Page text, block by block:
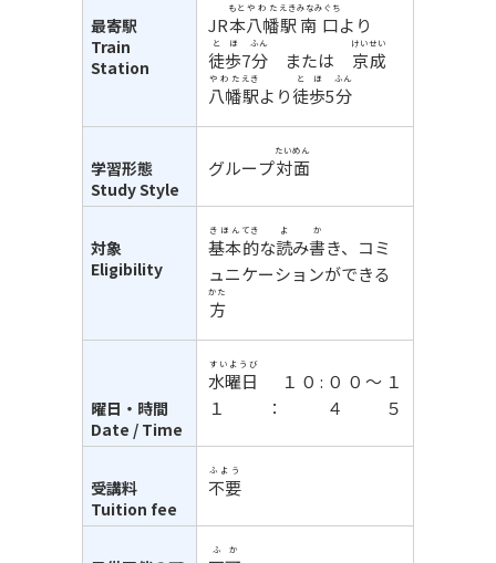
最寄駅
Train
Station
JR本
もと
八幡
やわた
駅
えき
南口
みなみぐち
より
徒歩
とほ
7分
ふん
または 京成
けいせい
八幡
やわた
駅
えき
より徒歩
とほ
5分
ふん
学習形態
Study Style
グループ対面
たいめん
対象
Eligibility
基本
きほん
的
てき
な読み書
よ か
き、コミ
ュニケーションができる
方
かた
曜日・時間
Date / Time
水曜日
すいようび
１０:００～１
１：４５
受講料
Tuition fee
不要
ふよう
ふか